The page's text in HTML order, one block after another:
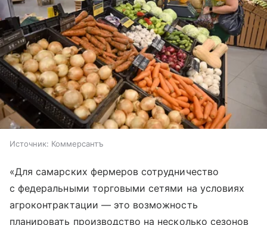
Источник: Коммерсантъ
«Для самарских фермеров сотрудничество
с федеральными торговыми сетями на условиях
агроконтрактации — это возможность
планировать производство на несколько сезонов